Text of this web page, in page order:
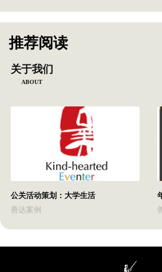
推荐阅读
关于我们
ABOUT
公关活动策划：大学生活
善达案例